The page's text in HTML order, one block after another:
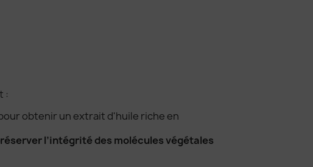
:
obtenir un extrait d'huile riche en
l’intégrité des molécules végétales